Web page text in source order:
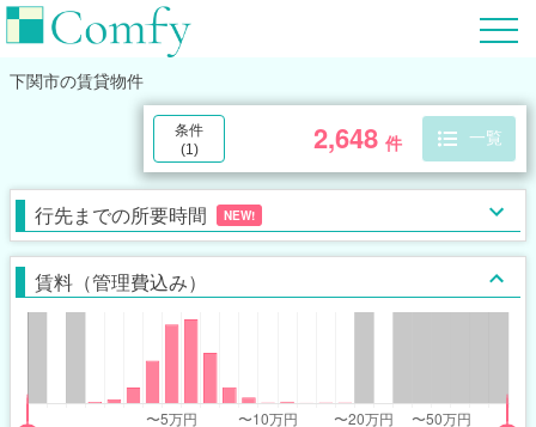
下関市の賃貸物件
2,648 件 一覧
条件
(1 )
行先までの所要時間 NEW!
賃料（管理費込み）